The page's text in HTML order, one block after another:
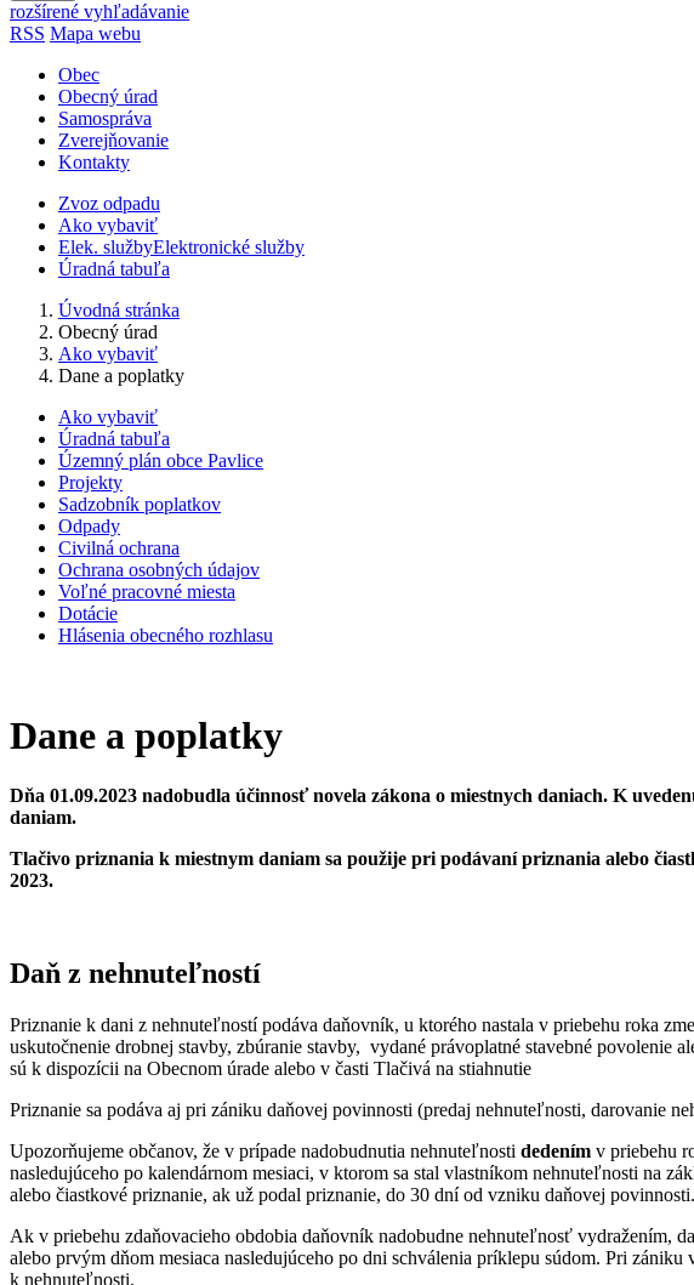
rozšírené vyhľadávanie
RSS Mapa webu
Obec
Obecný úrad
Samospráva
Zverejňovanie
Kontakty
Zvoz odpadu
Ako vybaviť
Elek. službyElektronické služby
Úradná tabuľa
Úvodná stránka
Obecný úrad
Ako vybaviť
Dane a poplatky
Ako vybaviť
Úradná tabuľa
Územný plán obce Pavlice
Projekty
Sadzobník poplatkov
Odpady
Civilná ochrana
Ochrana osobných údajov
Voľné pracovné miesta
Dotácie
Hlásenia obecného rozhlasu
Dane a poplatky
Dňa 01.09.2023 nadobudla účinnosť novela zákona o miestnych daniach. K
daniam.
Tlačivo priznania k miestnym daniam sa použije pri podávaní priznania alebo
2023.
Daň z nehnuteľností
Priznanie k dani z nehnuteľností podáva daňovník, u ktorého nastala v priebehu roka
uskutočnenie drobnej stavby, zbúranie stavby, vydané právoplatné stavebné
sú k dispozícii na Obecnom úrade alebo v časti Tlačivá na stiahnutie
Priznanie sa podáva aj pri zániku daňovej povinnosti (predaj nehnuteľnosti, darovanie
Upozorňujeme občanov, že v prípade nadobudnutia nehnuteľnosti dedením v priebehu
nasledujúceho po kalendárnom mesiaci, v ktorom sa stal vlastníkom nehnuteľnosti na
alebo čiastkové priznanie, ak už podal priznanie, do 30 dní od vzniku daňovej povinnosti.
Ak v priebehu zdaňovacieho obdobia daňovník nadobudne nehnuteľnosť vydražením,
alebo prvým dňom mesiaca nasledujúceho po dni schválenia príklepu súdom. Pri
k nehnuteľnosti.